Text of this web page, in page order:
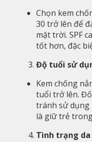
Chọn kem
30 trở lên để
mặt trời. SPF
tốt hơn, đặc
Độ tuổi sử
Kem chống
tuổi trở lên.
tránh sử dụng
là giữ trẻ
Tình trạng da